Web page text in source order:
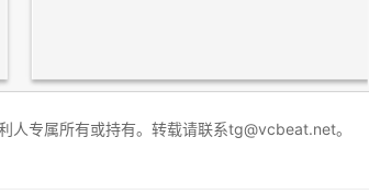
人专属所有或持有。转载请联系tg@vcbeat.net。